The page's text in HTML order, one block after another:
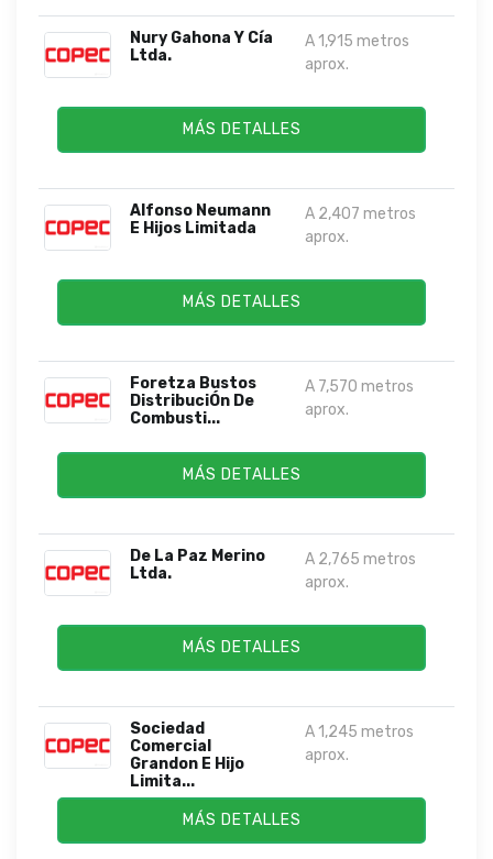
Nury Gahona Y Cía
Ltda.
A 1,915 metros
aprox.
MÁS DETALLES
Alfonso Neumann
E Hijos Limitada
A 2,407 metros
aprox.
MÁS DETALLES
Foretza Bustos
DistribuciÓn De
Combusti...
A 7,570 metros
aprox.
MÁS DETALLES
De La Paz Merino
Ltda.
A 2,765 metros
aprox.
MÁS DETALLES
Sociedad
Comercial
Grandon E Hijo
Limita...
A 1,245 metros
aprox.
MÁS DETALLES